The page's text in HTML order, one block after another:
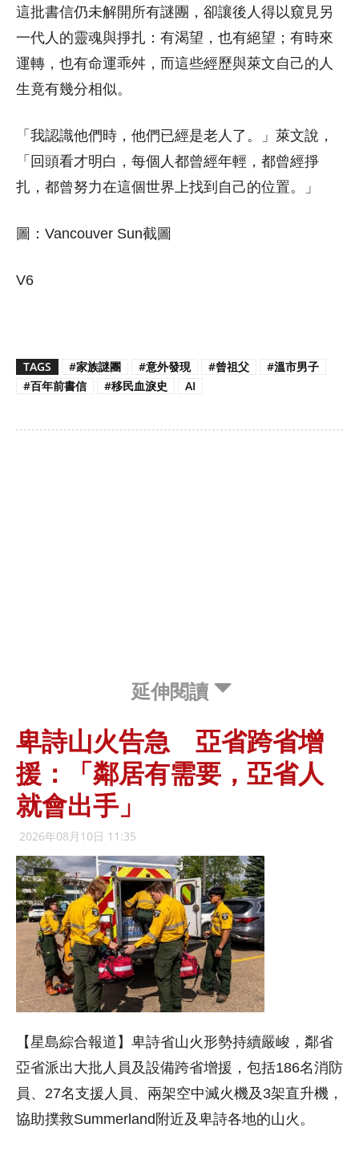
這批書信仍未解開所有謎團，卻讓後人得以窺見另
一代人的靈魂與掙扎：有渴望，也有絕望；有時來
運轉，也有命運乖舛，而這些經歷與萊文自己的人
生竟有幾分相似。
「我認識他們時，他們已經是老人了。」萊文說，
「回頭看才明白，每個人都曾經年輕，都曾經掙
扎，都曾努力在這個世界上找到自己的位置。」
圖：Vancouver Sun截圖
V6
TAGS #家族謎團 #意外發現 #曾祖父
#溫市男子
#百年前書信
#移民血淚史 AI
延伸閱讀
卑詩山火告急 亞省跨省增
援：「鄰居有需要，亞省人
就會出手」
2026年08月10日 11:35
【星島綜合報道】卑詩省山火形勢持續嚴峻，鄰省
亞省派出大批人員及設備跨省增援，包括186名消防
員、27名支援人員、兩架空中滅火機及3架直升機，
協助撲救Summerland附近及卑詩各地的山火。